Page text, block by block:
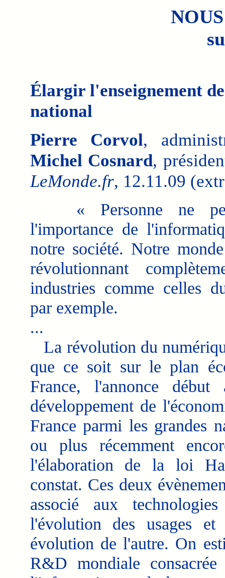
Élargir l'enseignement
national
Pierre Corvol,
Michel Cosnard,
LeMonde.fr, 12.11.09
« Personne ne
l'importance de
notre société. Notre
révolutionnant
industries comme celles
par exemple.
...
La révolution du
que ce soit sur le plan
France, l'annonce
développement de
France parmi les grandes
ou plus récemment
l'élaboration de la loi
constat. Ces deux
associé aux
l'évolution des usages et
évolution de l'autre. On
R&D mondiale